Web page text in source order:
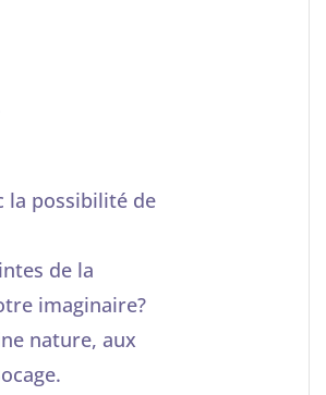
la possibilité de
de la
imaginaire?
nature, aux